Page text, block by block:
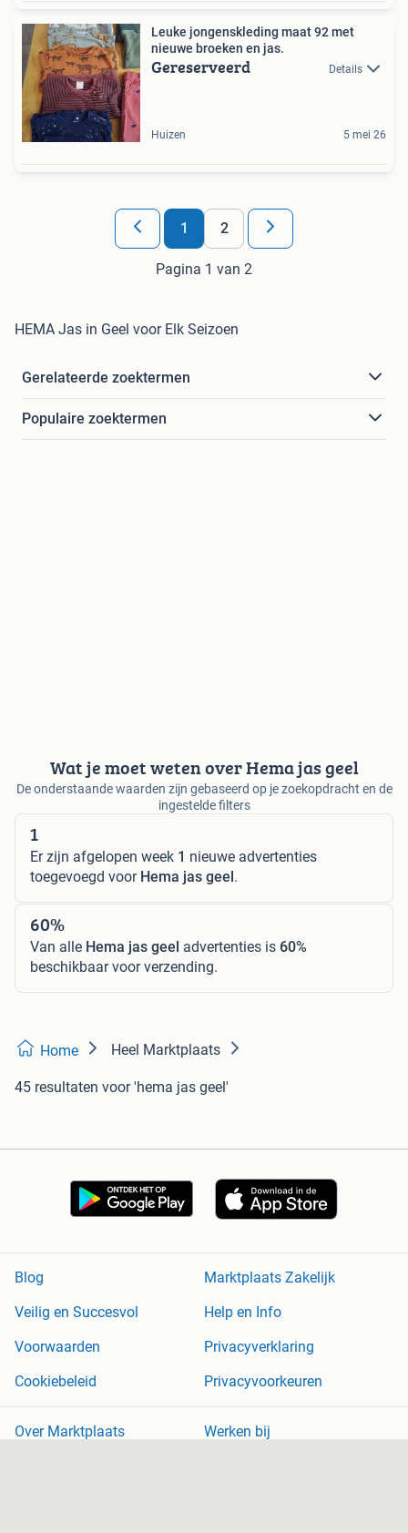
Leuke jongenskleding maat 92 met
nieuwe broeken en jas.
Gereserveerd Details
Huizen 5 mei 26
1 2
Pagina 1 van 2
HEMA Jas in Geel voor Elk Seizoen
Gerelateerde zoektermen
Populaire zoektermen
Wat je moet weten over Hema jas geel
De onderstaande waarden zijn gebaseerd op je zoekopdracht en de
ingestelde filters
1
Er zijn afgelopen week 1 nieuwe advertenties
toegevoegd voor Hema jas geel.
60%
Van alle Hema jas geel advertenties is 60%
beschikbaar voor verzending.
Home Heel Marktplaats
45 resultaten voor 'hema jas geel'
Blog
Marktplaats Zakelijk
Veilig en Succesvol
Help en Info
Voorwaarden
Privacyverklaring
Cookiebeleid
Privacyvoorkeuren
Over Marktplaats
Werken bij